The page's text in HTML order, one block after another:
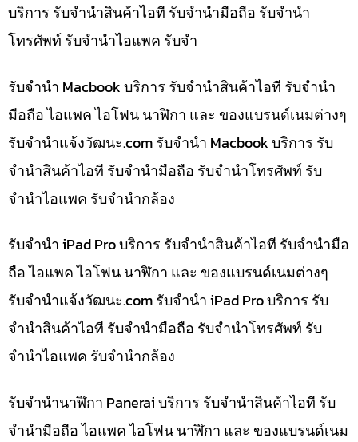
บริการ รับจำนำสินค้าไอที รับจำนำมือถือ รับจำนำ
โทรศัพท์ รับจำนำไอแพค รับจำ
รับจำนำ Macbook บริการ รับจำนำสินค้าไอที รับจำนำ
มือถือ ไอแพค ไอโฟน นาฬิกา และ ของแบรนด์เนมต่างๆ
รับจํานําแจ้งวัฒนะ.com รับจำนำ Macbook บริการ รับ
จำนำสินค้าไอที รับจำนำมือถือ รับจำนำโทรศัพท์ รับ
จำนำไอแพค รับจำนำกล้อง
รับจำนำ iPad Pro บริการ รับจำนำสินค้าไอที รับจำนำมือ
ถือ ไอแพค ไอโฟน นาฬิกา และ ของแบรนด์เนมต่างๆ
รับจํานําแจ้งวัฒนะ.com รับจำนำ iPad Pro บริการ รับ
จำนำสินค้าไอที รับจำนำมือถือ รับจำนำโทรศัพท์ รับ
จำนำไอแพค รับจำนำกล้อง
รับจำนำนาฬิกา Panerai บริการ รับจำนำสินค้าไอที รับ
จำนำมือถือ ไอแพค ไอโฟน นาฬิกา และ ของแบรนด์เนม